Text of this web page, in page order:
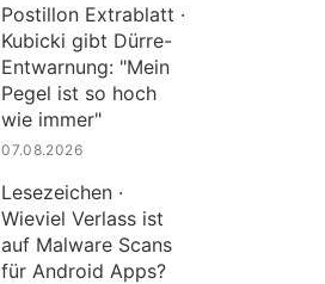
Postillon Extrablatt ·
Kubicki gibt Dürre-
Entwarnung: "Mein
Pegel ist so hoch
wie immer"
07.08.2026
Lesezeichen ·
Wieviel Verlass ist
auf Malware Scans
für Android Apps?